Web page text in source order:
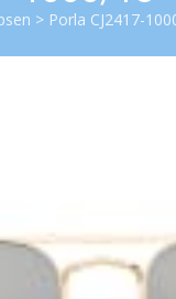
> Porla CJ2417-